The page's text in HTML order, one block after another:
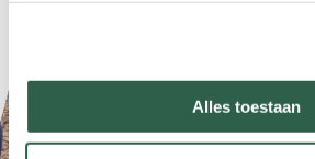
Alles toestaan